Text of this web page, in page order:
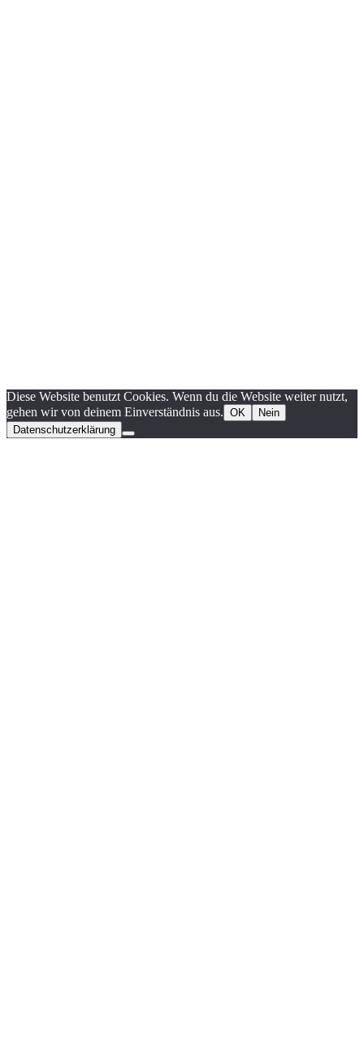
Diese Website benutzt Cookies. Wenn du die Website weiter nutzt,
gehen wir von deinem Einverständnis aus. OK
Nein
Datenschutzerklärung